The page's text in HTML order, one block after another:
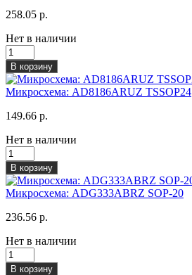
258.05 р.
Нет в наличии
В корзину
Микросхема: AD8186ARUZ TSSOP24
149.66 р.
Нет в наличии
В корзину
Микросхема: ADG333ABRZ SOP-20
236.56 р.
Нет в наличии
В корзину